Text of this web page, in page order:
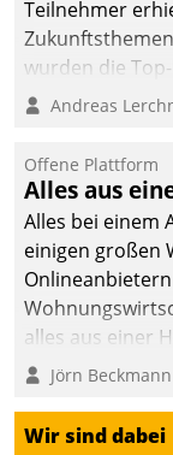
Teilnehmer
wurden die
Andreas
Offene Plattform
Alles aus
Alles bei einem
einigen großen
alles aus einer
Jörn Beckmann
Wir sind dabei